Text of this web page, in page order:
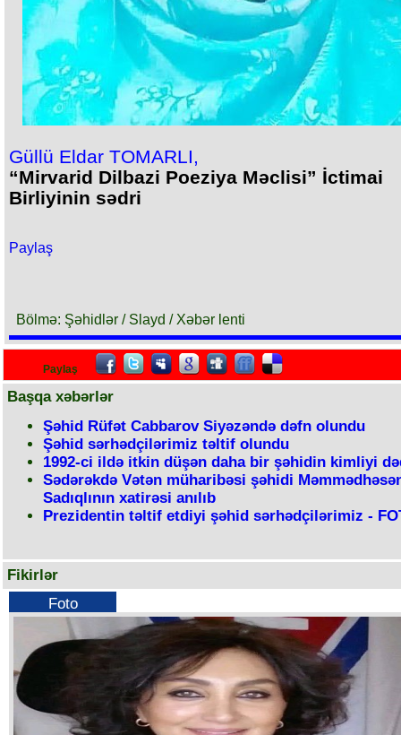
Güllü Eldar TOMARLI,
“Mirvarid Dilbazi Poeziya Məclisi” İctimai
Birliyinin sədri
Paylaş
Bölmə: Şəhidlər / Slayd / Xəbər lenti
Paylaş
Başqa xəbərlər
Şəhid Rüfət Cabbarov Siyəzəndə dəfn olundu
Şəhid sərhədçilərimiz təltif olundu
1992-ci ildə itkin düşən daha bir şəhidin kimliyi
Sədərəkdə Vətən müharibəsi şəhidi
Sadıqlının xatirəsi anılıb
Prezidentin təltif etdiyi şəhid sərhədçilərimiz -
Fikirlər
Foto